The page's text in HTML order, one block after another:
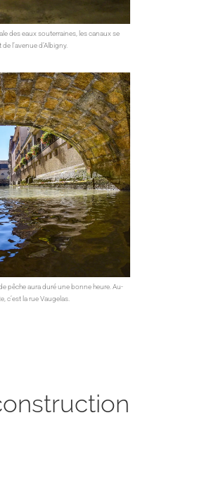
des eaux souterraines, les canaux se
l’avenue d’Albigny.
pêche aura duré une bonne heure. Au-
c’est la rue Vaugelas.